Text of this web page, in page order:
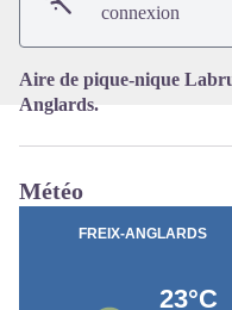
connexion
Aire de pique-nique
Anglards.
Météo